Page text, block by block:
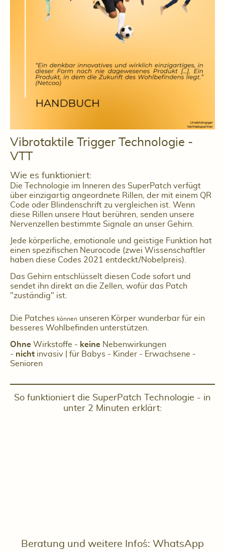
Vibrotaktile Trigger Technologie -
VTT
Wie es funktioniert:
Die Technologie im Inneren des SuperPatch verfügt
über einzigartig angeordnete Rillen, der mit einem QR
Code oder Blindenschrift zu vergleichen ist. Wenn
diese Rillen unsere Haut berühren, senden unsere
Nervenzellen bestimmte Signale an unser Gehirn.
Jede körperliche, emotionale und geistige Funktion hat
einen spezifischen Neurocode (zwei Wissenschaftler
haben diese Codes 2021 entdeckt/Nobelpreis).
Das Gehirn entschlüsselt diesen Code sofort und
sendet ihn direkt an die Zellen, wofür das Patch
"zuständig" ist.
Die Patches können unseren Körper wunderbar für ein
besseres Wohlbefinden unterstützen.
Ohne Wirkstoffe - keine Nebenwirkungen
- nicht invasiv | für Babys - Kinder - Erwachsene -
Senioren
So funktioniert die SuperPatch Technologie - in
unter 2 Minuten erklärt:
Beratung und weitere Info´s: WhatsApp